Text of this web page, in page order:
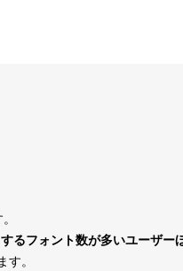
るフォント数が多いユーザー
す。